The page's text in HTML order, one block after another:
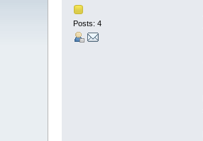
Posts: 4